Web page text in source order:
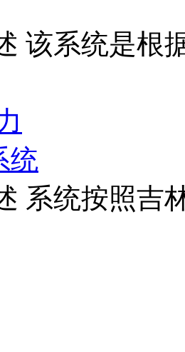
该系统是根
系统按照吉